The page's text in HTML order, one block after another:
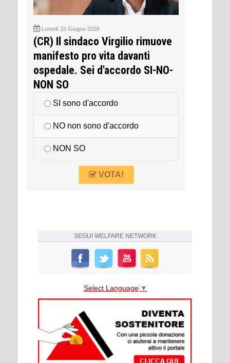
Lunedì 15 Giugno 2026
(CR) Il sindaco Virgilio rimuove
manifesto pro vita davanti
ospedale. Sei d'accordo SI-NO-
NON SO
SI sono d'accordo
NO non sono d'accordo
NON SO
VOTA!
SEGUI WELFARE NETWORK
Select Language ▼